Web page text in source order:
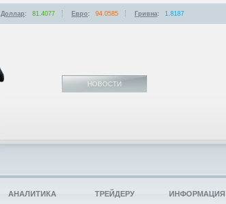
НОВОСТИ
Доллар: 81.4077 Евро: 94.0585 Гривна: 1.8187
АНАЛИТИКА ТРЕЙДЕРУ ИНФОРМАЦИЯ